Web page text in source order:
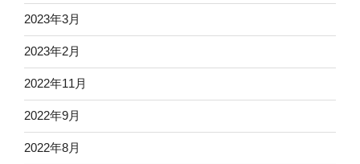
2023年3月
2023年2月
2022年11月
2022年9月
2022年8月